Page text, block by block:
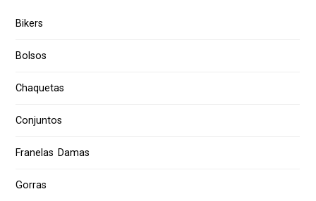
Bikers
Bolsos
Chaquetas
Conjuntos
Franelas Damas
Gorras